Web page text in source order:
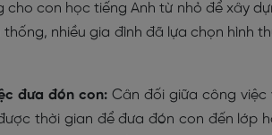
cho con học tiếng Anh từ nhỏ để xây
nhiều gia đình đã lựa chọn hình
đưa đón con:Cân đối giữa công việc
thời gian để đưa đón con đến lớp